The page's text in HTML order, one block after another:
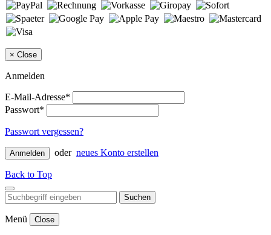
× Close
Anmelden
E-Mail-Adresse*
Passwort*
Passwort vergessen?
Anmelden oder neues Konto erstellen
Back to Top
Suchen
Menü Close